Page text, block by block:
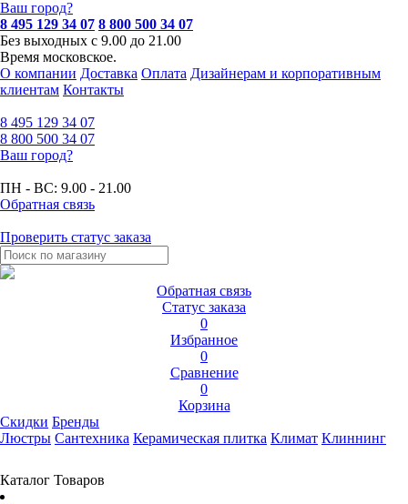
Ваш город?
8 495 129 34 07 8 800 500 34 07
Без выходных с 9.00 до 21.00
Время московское.
О компании Доставка Оплата Дизайнерам и корпоративным
клиентам Контакты
8 495 129 34 07
8 800 500 34 07
Ваш город?
ПН - ВС: 9.00 - 21.00
Обратная связь
Проверить статус заказа
Обратная связь
Статус заказа
0
Избранное
0
Сравнение
0
Корзина
Скидки Бренды
Люстры Сантехника Керамическая плитка Климат Клиннинг
Каталог Товаров